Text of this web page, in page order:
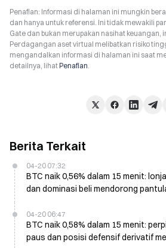
Penafian: Informasi di halaman ini mungkin
dan hanya untuk referensi. Ini tidak mewakili
Gate dan bukan merupakan nasihat keuangan,
Perdagangan aset virtual melibatkan risiko
mengandalkan informasi di halaman ini saat
detailnya, lihatPenafian.
Berita Terkait
04-20 07:32
BTC naik 0,56% dalam 15 menit:
dan dominasi beli mendorong
04-20 06:47
BTC naik 0,58% dalam 15 menit:
paus dan posisi defensif derivatif